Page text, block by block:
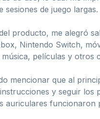
sesiones de juego largas.
producto, me alegró
Nintendo Switch,
películas y otros
mencionar que al
y seguir
auriculares